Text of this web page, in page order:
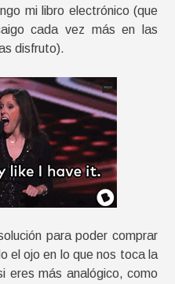
mi libro electrónico (que
cada vez más en las
disfruto).
para poder comprar
el ojo en lo que nos toca la
más analógico, como